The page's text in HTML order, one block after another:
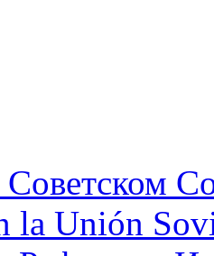
Советском
la Unión